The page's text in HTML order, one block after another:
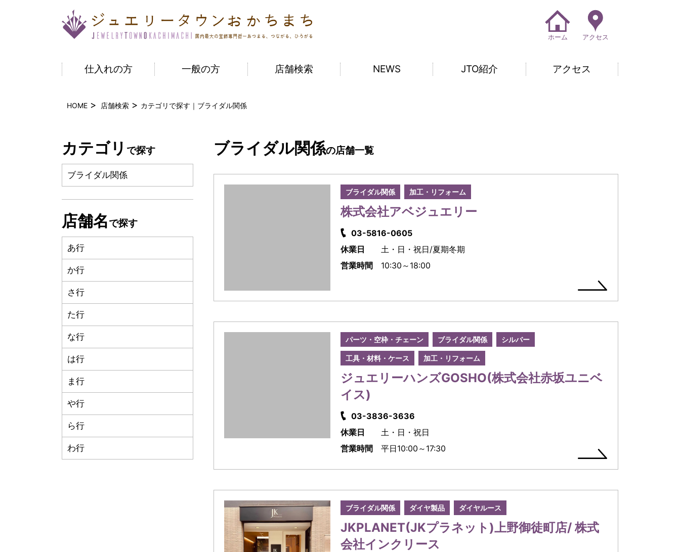
ホーム アクセス
仕入れの方 一般の方 店舗検索 NEWS JTO紹介 アクセス
HOME 店舗検索 カテゴリで探す｜ブライダル関係
カテゴリ で探す
ブライダル関係
店舗名で探す
あ行
か行
さ行
た行
な行
は行
ま行
や行
ら行
わ行
ブライダル関係の店舗一覧
ブライダル関係 加工・リフォーム
株式会社アベジュエリー
03-5816-0605
休業日
土・日・祝日/夏期冬期
営業時間
10:30～18:00
パーツ・空枠・チェーン ブライダル関係 シルバー
工具・材料・ケース 加工・リフォーム
ジュエリーハンズGOSHO(株式会社赤坂ユニベ
イス)
03-3836-3636
休業日
土・日・祝日
営業時間
平日10:00～17:30
ブライダル関係 ダイヤ製品 ダイヤルース
JKPLANET(JKプラネット)上野御徒町店/ 株式
会社インクリース